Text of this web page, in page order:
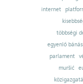
internet
többségi
egyenlő
parlament
muršić